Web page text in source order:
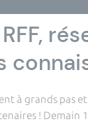
à grands pas
! Demain